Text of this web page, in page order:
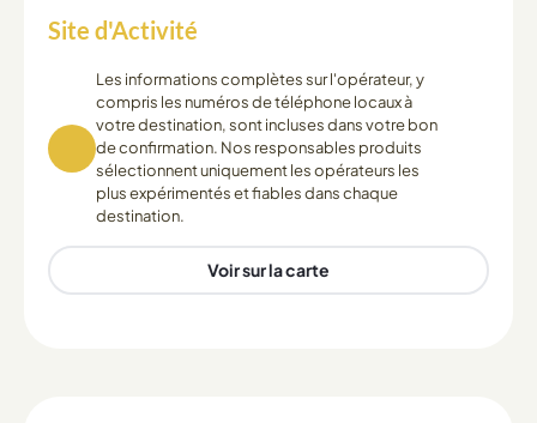
Site d'Activité
Les informations complètes sur l'opérateur, y
compris les numéros de téléphone locaux à
votre destination, sont incluses dans votre bon
de confirmation. Nos responsables produits
sélectionnent uniquement les opérateurs les
plus expérimentés et fiables dans chaque
destination.
Voir sur la carte